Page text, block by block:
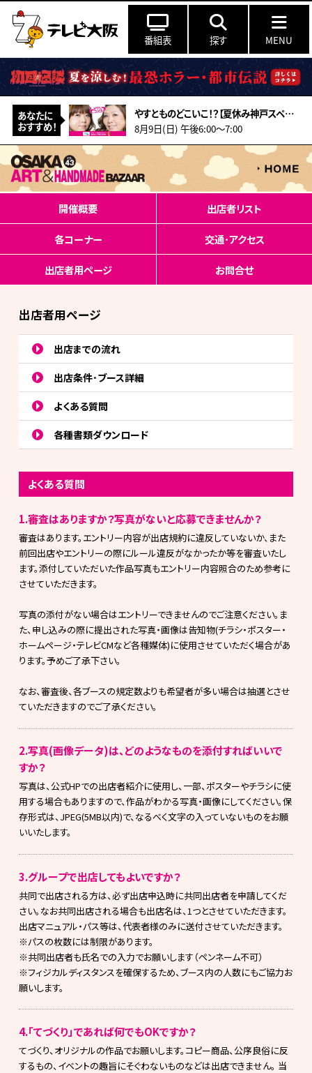
番組表 探す MENU
あなたに
おすすめ！
やすとものどこいこ！？【夏休み神戸スペシャル！こだわり食材＆アート作り体験】
8月9日(日) 午後6:00～7:00
開催概要 出店者リスト
各コーナー 交通･アクセス
出店者用ページ お問合せ
出店者用ページ
出店までの流れ
出店条件･ブース詳細
よくある質問
各種書類ダウンロード
よくある質問
1.審査はありますか？写真がないと応募できませんか？
審査はあります。エントリー内容が出店規約に違反していないか、また
前回出店やエントリーの際にルール違反がなかったか等を審査いたし
ます。添付していただいた作品写真もエントリー内容照合のため参考に
させていただきます。
写真の添付がない場合はエントリーできませんのでご注意ください。ま
た、申し込みの際に提出された写真・画像は告知物(チラシ・ポスター・
ホームページ・テレビCMなど各種媒体)に使用させていただく場合があ
ります。予めご了承下さい。
なお、審査後、各ブースの規定数よりも希望者が多い場合は抽選とさせ
ていただきますのでご了承ください。
2.写真(画像データ)は、どのようなものを添付すればいいで
すか？
写真は、公式HPでの出店者紹介に使用し、一部、ポスターやチラシに使
用する場合もありますので、作品がわかる写真・画像にしてください。保
存形式は、JPEG(5MB以内)で、なるべく文字の入っていないものをお願
いいたします。
3.グループで出店してもよいですか？
共同で出店される方は、必ず出店申込時に共同出店者を申請してくだ
さい。なお共同出店される場合も出店名は、1つとさせていただきます。
出店マニュアル・パス等は、代表者様のみに送付させていただきます。
※パスの枚数には制限があります。
※共同出店者も氏名での入力でお願いします（ペンネーム不可）
※フィジカルディスタンスを確保するため、ブース内の人数にもご協力お
願いします。
4.「てづくり」であれば何でもOKですか？
てづくり、オリジナルの作品でお願いします。コピー商品、公序良俗に反
するもの、イベントの趣旨にそぐわないものなどは出店できません。 当